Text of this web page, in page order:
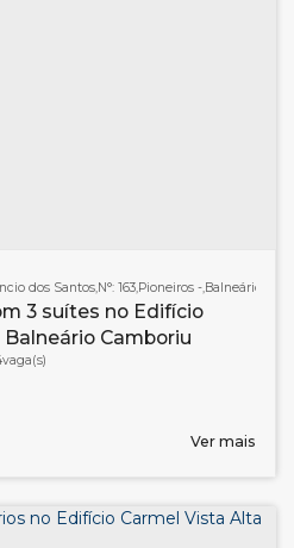
3 suítes no Edifício
Camboriu
dos Santos,N°: 163,Pioneiros ,Balneário
Ver mais